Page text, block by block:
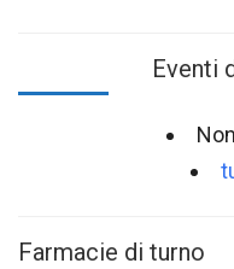
Eventi
Farmacie di turno